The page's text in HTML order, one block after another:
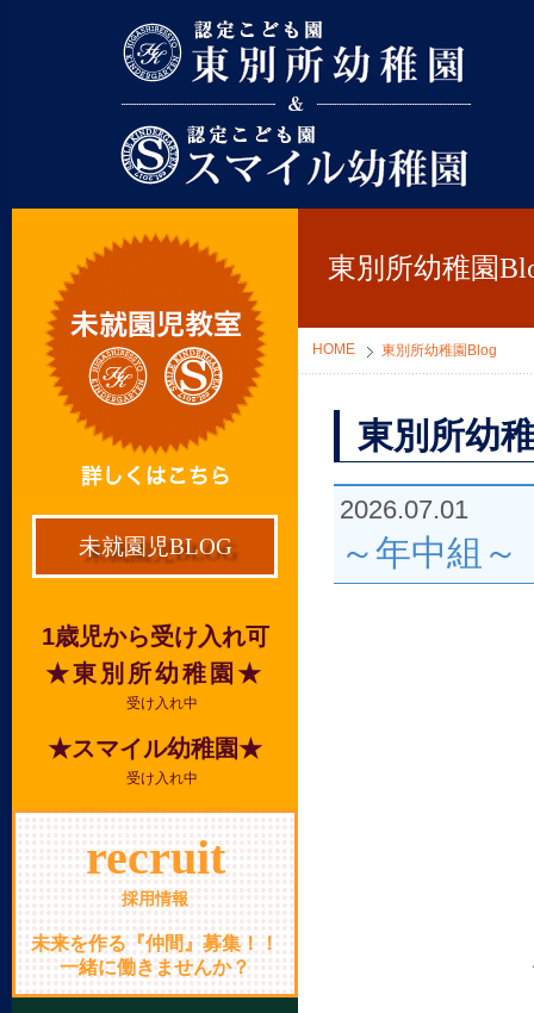
東別所幼稚園
HOME 東別所幼稚園Blog
東別所幼
2026.07.01
～年中組～
未就園児BLOG
1歳児から受け入れ可
★東別所幼稚園★
受け入れ中
★スマイル幼稚園★
受け入れ中
recruit
採用情報
未来を作る『仲間』募集！！
一緒に働きませんか？